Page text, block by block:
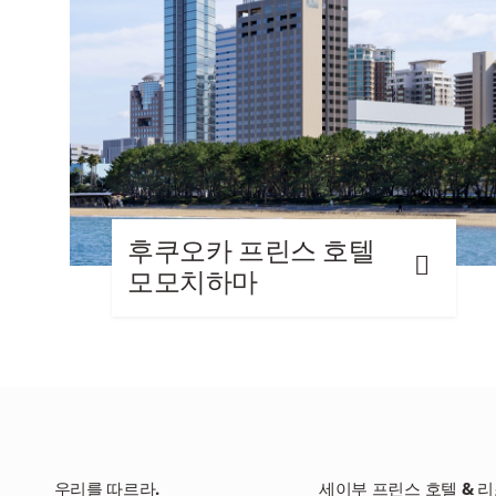
후쿠오카 프린스 호텔
모모치하마
우리를 따르라. 세이부 프린스 호텔 &